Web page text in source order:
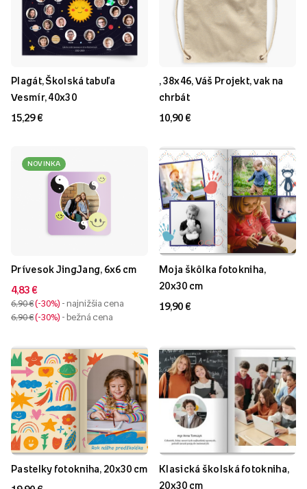
Plagát, Školská tabuľa
Vesmír, 40x30
15,29 €
, 38x46, Váš Projekt, vak na
chrbát
10,90 €
NOVINKA
Prívesok JingJang, 6x6 cm
4,83 €
6,90 € -30% - najnižšia cena
6,90 € -30% - bežná cena
Moja škôlka fotokniha,
20x30 cm
19,90 €
Pastelky fotokniha, 20x30 cm
Klasická školská fotokniha,
20x30 cm